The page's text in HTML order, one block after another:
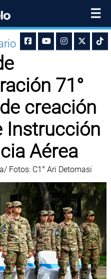
☰
71°
creación
Instrucción
Aérea
Fotos: C1° Ari Detomasi